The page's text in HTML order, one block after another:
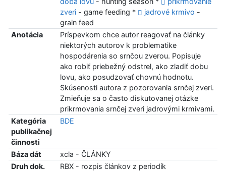
zveri- game feeding * jadrové krmivo -
grain feed
Anotácia
Príspevkom chce autor reagovať na články
niektorých autorov k problematike
hospodárenia so srnčou zverou. Popisuje
ako robiť priebežný odstrel, ako zladiť dobu
lovu, ako posudzovať chovnú hodnotu.
Skúsenosti autora z pozorovania srnčej zveri.
Zmieňuje sa o často diskutovanej otázke
prikrmovania srnčej zveri jadrovými krmivami.
Kategória
publikačnej
činnosti
BDE
Báza dát
xcla - ČLÁNKY
Druh dok.
RBX - rozpis článkov z periodík